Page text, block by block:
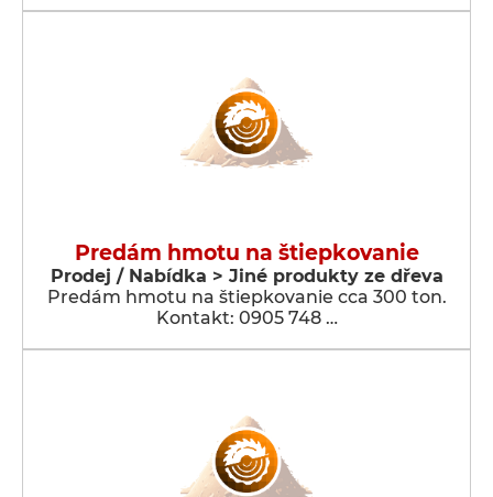
Predám hmotu na štiepkovanie
Prodej / Nabídka > Jiné produkty ze dřeva
Predám hmotu na štiepkovanie cca 300 ton.
Kontakt: 0905 748 …